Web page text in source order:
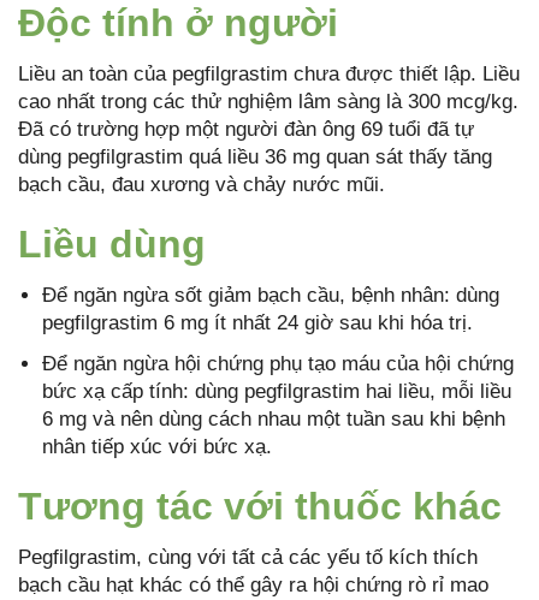
Độc tính ở người
Liều an toàn của pegfilgrastim chưa được thiết lập. Liều
cao nhất trong các thử nghiệm lâm sàng là 300 mcg/kg.
Đã có trường hợp một người đàn ông 69 tuổi đã tự
dùng pegfilgrastim quá liều 36 mg quan sát thấy tăng
bạch cầu, đau xương và chảy nước mũi.
Liều dùng
Để ngăn ngừa sốt giảm bạch cầu, bệnh nhân: dùng
pegfilgrastim 6 mg ít nhất 24 giờ sau khi hóa trị.
Để ngăn ngừa hội chứng phụ tạo máu của hội chứng
bức xạ cấp tính: dùng pegfilgrastim hai liều, mỗi liều
6 mg và nên dùng cách nhau một tuần sau khi bệnh
nhân tiếp xúc với bức xạ.
Tương tác với thuốc khác
Pegfilgrastim, cùng với tất cả các yếu tố kích thích
bạch cầu hạt khác có thể gây ra hội chứng rò rỉ mao